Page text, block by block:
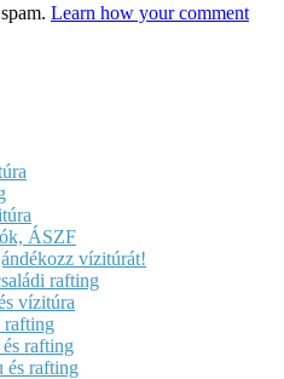
Learn how your comment
ÁSZF
vízitúrát!
rafting
vízitúra
rafting
rafting
és rafting